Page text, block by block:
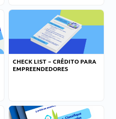
CHECK LIST – CRÉDITO PARA
EMPREENDEDORES